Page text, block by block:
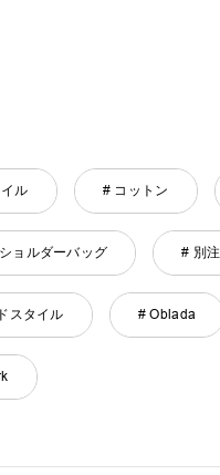
ル # コットン
ョルダーバッグ # 別注
スタイル # Oblada